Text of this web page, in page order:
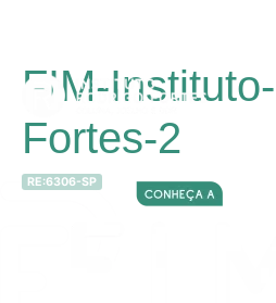
conteúdo
RE:6306-SP
FIM-
Fortes-2